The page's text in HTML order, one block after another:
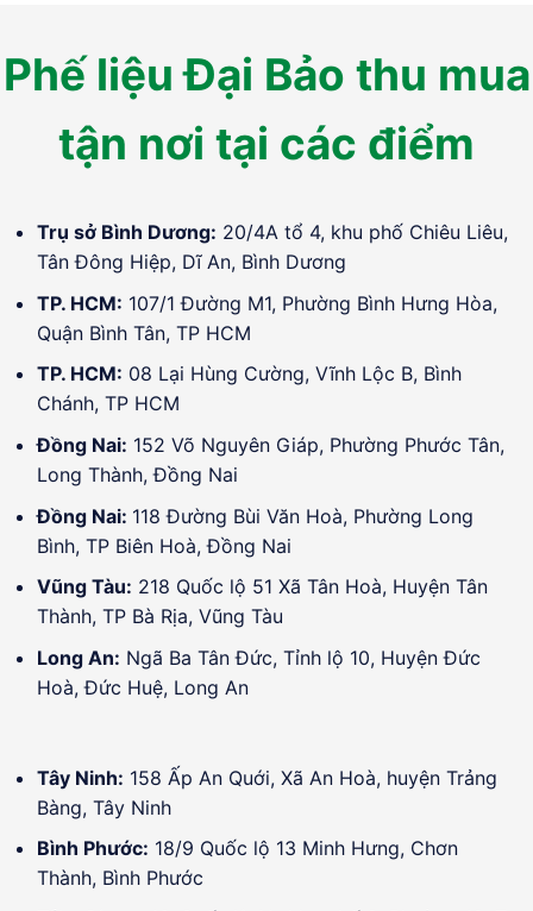
Phế liệu Đại Bảo thu mua
tận nơi tại các điểm
Trụ sở Bình Dương: 20/4A tổ 4, khu phố Chiêu Liêu,
Tân Đông Hiệp, Dĩ An, Bình Dương
TP. HCM: 107/1 Đường M1, Phường Bình Hưng Hòa,
Quận Bình Tân, TP HCM
TP. HCM: 08 Lại Hùng Cường, Vĩnh Lộc B, Bình
Chánh, TP HCM
Đồng Nai: 152 Võ Nguyên Giáp, Phường Phước Tân,
Long Thành, Đồng Nai
Đồng Nai: 118 Đường Bùi Văn Hoà, Phường Long
Bình, TP Biên Hoà, Đồng Nai
Vũng Tàu: 218 Quốc lộ 51 Xã Tân Hoà, Huyện Tân
Thành, TP Bà Rịa, Vũng Tàu
Long An: Ngã Ba Tân Đức, Tỉnh lộ 10, Huyện Đức
Hoà, Đức Huệ, Long An
Tây Ninh: 158 Ấp An Quới, Xã An Hoà, huyện Trảng
Bàng, Tây Ninh
Bình Phước: 18/9 Quốc lộ 13 Minh Hưng, Chơn
Thành, Bình Phước